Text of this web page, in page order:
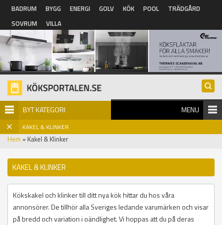
Hoppa till huvudinnehåll
BADRUM BYGG ENERGI GOLV KÖK POOL
TRÄDGÅRD
SOVRUM
VILLA
BYT KATEGORI MENU
KAKEL & KLINKER
Hem » Kakel & Klinker
KAKEL & KLINKER
Kökskakel och klinker till ditt nya kök hittar du hos våra
annonsörer. De tillhör alla Sveriges ledande varumärken och visar
på bredd och variation i oändlighet. Vi hoppas att du på deras